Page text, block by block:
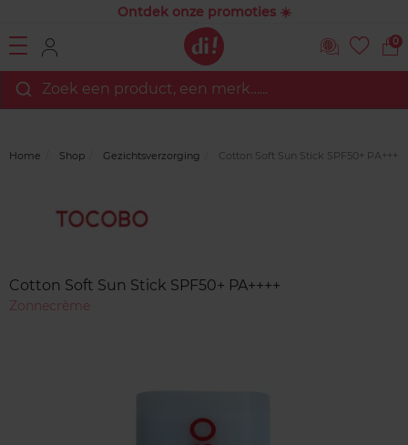
Ontdek onze promoties ☀️
0
Zoek een product, een merk…...
Home Shop Gezichtsverzorging Cotton Soft Sun Stick SPF50+ PA++++
Cotton Soft Sun Stick SPF50+ PA++++
Zonnecrème